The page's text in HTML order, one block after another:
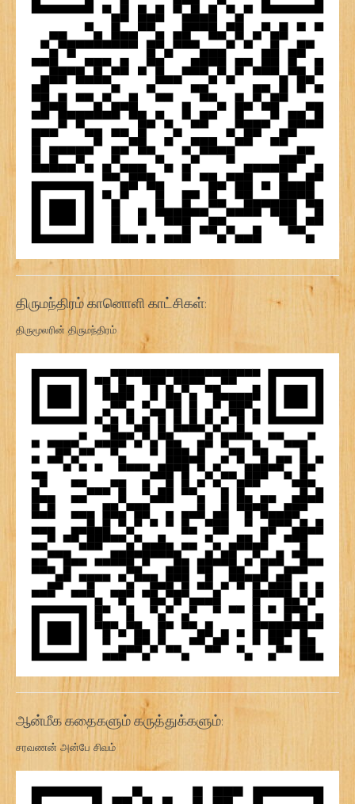
திருமந்திரம் கானொளி காட்சிகள்:
திருமூலரின் திருமந்திரம்
ஆன்மீக கதைகளும் கருத்துக்களும்:
சரவணன் அன்பே சிவம்